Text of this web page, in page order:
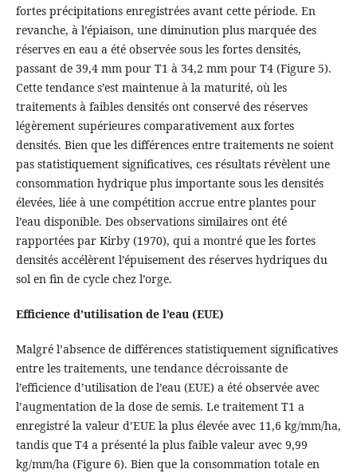
fortes précipitations enregistrées avant cette période. En
revanche, à l’épiaison, une diminution plus marquée des
réserves en eau a été observée sous les fortes densités,
passant de 39,4 mm pour T1 à 34,2 mm pour T4 (Figure 5).
Cette tendance s’est maintenue à la maturité, où les
traitements à faibles densités ont conservé des réserves
légèrement supérieures comparativement aux fortes
densités. Bien que les différences entre traitements ne soient
pas statistiquement significatives, ces résultats révèlent une
consommation hydrique plus importante sous les densités
élevées, liée à une compétition accrue entre plantes pour
l’eau disponible. Des observations similaires ont été
rapportées par Kirby (1970), qui a montré que les fortes
densités accélèrent l’épuisement des réserves hydriques du
sol en fin de cycle chez l’orge.
Efficience d’utilisation de l’eau (EUE)
Malgré l’absence de différences statistiquement significatives
entre les traitements, une tendance décroissante de
l’efficience d’utilisation de l’eau (EUE) a été observée avec
l’augmentation de la dose de semis. Le traitement T1 a
enregistré la valeur d’EUE la plus élevée avec 11,6 kg/mm/ha,
tandis que T4 a présenté la plus faible valeur avec 9,99
kg/mm/ha (Figure 6). Bien que la consommation totale en